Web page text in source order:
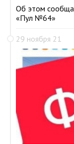
Об этом
«Пул №64»
29 ноября 21